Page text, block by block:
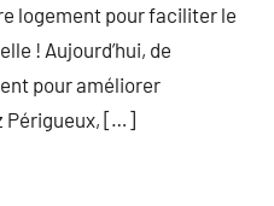
logement pour faciliter le
! Aujourd’hui, de
pour améliorer
Périgueux, […]